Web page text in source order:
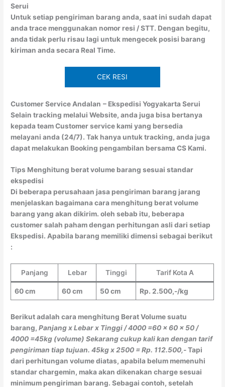
Serui
Untuk setiap pengiriman barang anda, saat ini sudah dapat
anda trace menggunakan nomor resi / STT. Dengan begitu,
anda tidak perlu risau lagi untuk mengecek posisi barang
kiriman anda secara Real Time.
CEK RESI
Customer Service Andalan – Ekspedisi Yogyakarta Serui
Selain tracking melalui Website, anda juga bisa bertanya
kepada team Customer service kami yang bersedia
melayani anda (24/7). Tak hanya untuk tracking, anda juga
dapat melakukan Booking pengambilan bersama CS Kami.
Tips Menghitung berat volume barang sesuai standar
ekspedisi
Di beberapa perusahaan jasa pengiriman barang jarang
menjelaskan bagaimana cara menghitung berat volume
barang yang akan dikirim. oleh sebab itu, beberapa
customer salah paham dengan perhitungan asli dari setiap
Ekspedisi. Apabila barang memiliki dimensi sebagai berikut
:
Panjang Lebar Tinggi Tarif Kota A
60 cm 60 cm 50 cm Rp. 2.500,-/kg
Berikut adalah cara menghitung Berat Volume suatu
barang,Panjang x Lebar x Tinggi / 4000 =60 x 60 x 50 /
4000 =45kg (volume) Sekarang cukup kali kan dengan tarif
pengiriman tiap tujuan. 45kg x 2500 = Rp. 112.500,-Tapi
dari perhitungan volume diatas, apabila belum memenuhi
standar chargemin, maka akan dikenakan charge sesuai
minimum pengiriman barang. Sebagai contoh, setelah